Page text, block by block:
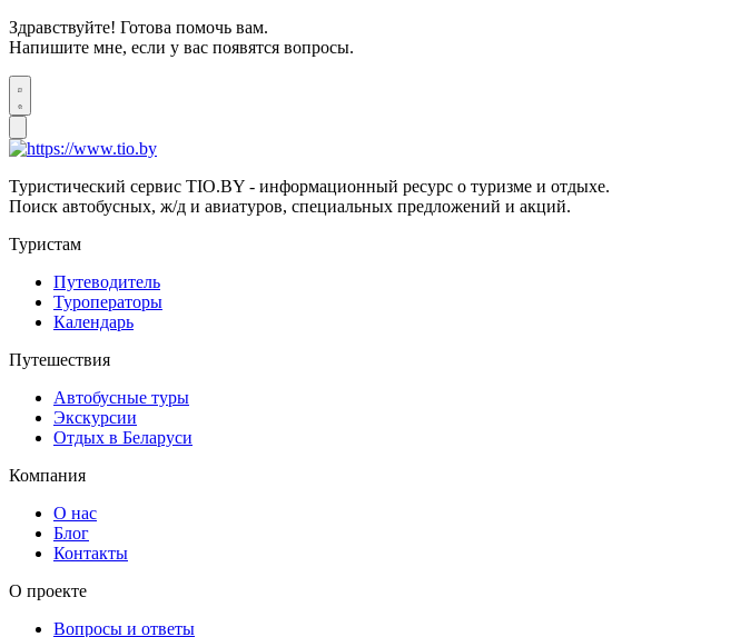
Здравствуйте! Готова помочь вам.
Напишите мне, если у вас появятся вопросы.
Туристический сервис TIO.BY - информационный ресурс о туризме и отдыхе.
Поиск автобусных, ж/д и авиатуров, специальных предложений и акций.
Туристам
Путеводитель
Туроператоры
Календарь
Путешествия
Автобусные туры
Экскурсии
Отдых в Беларуси
Компания
О нас
Блог
Контакты
О проекте
Вопросы и ответы